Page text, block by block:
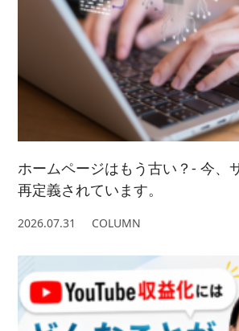
2022/ 2 (5)
2022/ 1 (5)
2021/ 4 (7)
2021/ 3 (2)
2021/ 2 (4)
ホームページはもう古い？- 今、
再定義されています。
2026.07.31 COLUMN